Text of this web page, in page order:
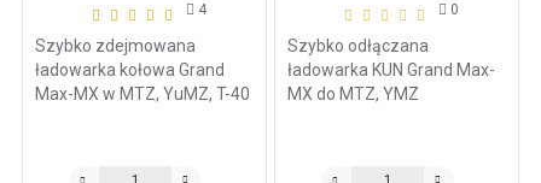
4
Szybko zdejmowana
ładowarka kołowa Grand
Max-MX w MTZ, YuMZ, T-40
0
Szybko odłączana
ładowarka KUN Grand Max-
MX do MTZ, YMZ